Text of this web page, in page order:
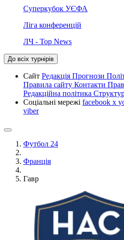
Суперкубок УЄФА
Ліга конференцій
ЛЧ - Top News
До всіх турнірів
Сайт Редакція Прогнози
Правила сайту Контакти
Редакційна політика
Соціальні мережі facebook x
viber
Футбол 24
Франція
Гавр